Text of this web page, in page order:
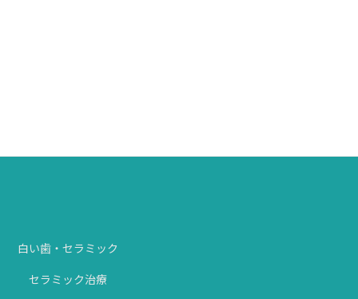
白い歯・セラミック
セラミック治療